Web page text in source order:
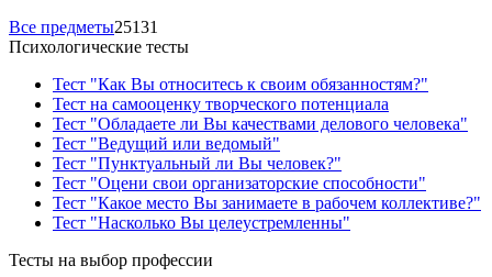
Все предметы25131
Психологические тесты
Тест "Как Вы относитесь к своим обязанностям?"
Тест на самооценку творческого потенциала
Тест "Обладаете ли Вы качествами делового человека"
Тест "Ведущий или ведомый"
Тест "Пунктуальный ли Вы человек?"
Тест "Оцени свои организаторские способности"
Тест "Какое место Вы занимаете в рабочем коллективе?"
Тест "Насколько Вы целеустремленны"
Тесты на выбор профессии